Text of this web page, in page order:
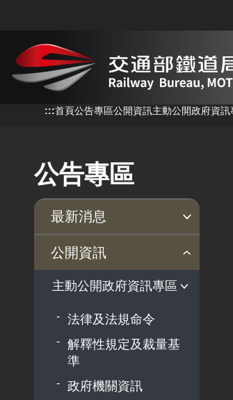
:::首頁公告專區公開資訊主動公開政府資訊
公告專區
最新消息
新聞稿
公聽會
公告事項
公開資訊
主動公開政府資訊專區
法律及法規命令
解釋性規定及裁量基
準
政府機關資訊